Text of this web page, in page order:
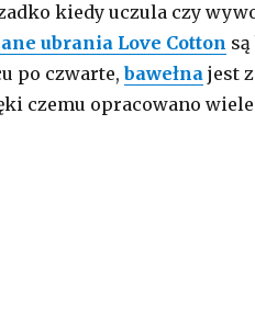
kiedy uczula czy
ubrania Love Cotton
po czwarte,bawełnajest
czemu opracowano